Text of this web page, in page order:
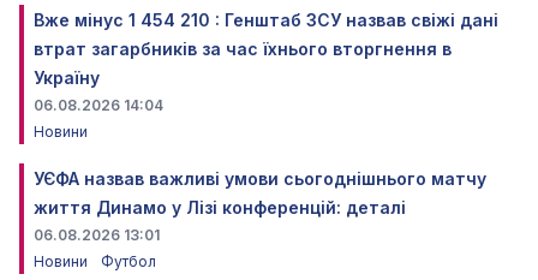
Вже мінус 1 454 210 : Генштаб ЗСУ назвав свіжі дані
втрат загарбників за час їхнього вторгнення в
Україну
06.08.2026 14:04
Новини
УЄФА назвав важливі умови сьогоднішнього матчу
життя Динамо у Лізі конференцій: деталі
06.08.2026 13:01
Новини
Футбол